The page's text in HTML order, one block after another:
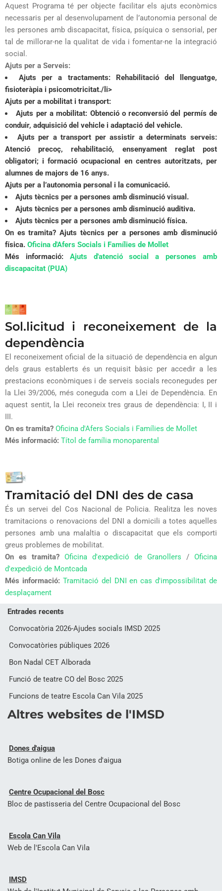
Aquest Programa té per objecte facilitar els ajuts econòmics
necessaris per al desenvolupament de l’autonomia personal de
les persones amb discapacitat, física, psíquica o sensorial, per
tal de millorar-ne la qualitat de vida i fomentar-ne la integració
social.
Ajuts per a Serveis:
Ajuts per a tractaments: Rehabilitació del llenguatge,
fisioteràpia i psicomotricitat./li>
Ajuts per a mobilitat i transport:
Ajuts per a mobilitat: Obtenció o reconversió del permís de
conduir, adquisició del vehicle i adaptació del vehicle.
Ajuts per a transport per assistir a determinats serveis:
Atenció precoç, rehabilitació, ensenyament reglat post
obligatori; i formació ocupacional en centres autoritzats, per
alumnes de majors de 16 anys.
Ajuts per a l’autonomia personal i la comunicació.
Ajuts tècnics per a persones amb disminució visual.
Ajuts tècnics per a persones amb disminució auditiva.
Ajuts tècnics per a persones amb disminució física.
On es tramita? Ajuts tècnics per a persones amb disminució
física. Oficina d'Afers Socials i Famílies de Mollet
Més informació: Ajuts d'atenció social a persones amb
discapacitat (PUA)
Sol.licitud i reconeixement de la
dependència
El reconeixement oficial de la situació de dependència en algun
dels graus establerts és un requisit bàsic per accedir a les
prestacions econòmiques i de serveis socials reconegudes per
la Llei 39/2006, més coneguda com a Llei de Dependència. En
aquest sentit, la Llei reconeix tres graus de dependència: I, II i
III.
On es tramita? Oficina d'Afers Socials i Famílies de Mollet
Més informació: Títol de família monoparental
Tramitació del DNI des de casa
És un servei del Cos Nacional de Policia. Realitza les noves
tramitacions o renovacions del DNI a domicili a totes aquelles
persones amb una malaltia o discapacitat que els comporti
greus problemes de mobilitat.
On es tramita? Oficina d'expedició de Granollers / Oficina
d'expedició de Montcada
Més informació: Tramitació del DNI en cas d'impossibilitat de
desplaçament
Entrades recents
Convocatòria 2026-Ajudes socials IMSD 2025
Convocatòries públiques 2026
Bon Nadal CET Alborada
Funció de teatre CO del Bosc 2025
Funcions de teatre Escola Can Vila 2025
Altres websites de l'IMSD
Dones d'aigua
Botiga online de les Dones d'aigua
Centre Ocupacional del Bosc
Bloc de pastisseria del Centre Ocupacional del Bosc
Escola Can Vila
Web de l'Escola Can Vila
IMSD